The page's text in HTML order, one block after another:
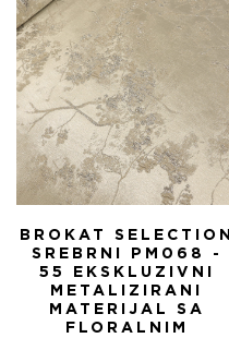
BROKAT SELECTION
SREBRNI PM068 -
55 EKSKLUZIVNI
METALIZIRANI
MATERIJAL SA
FLORALNIM